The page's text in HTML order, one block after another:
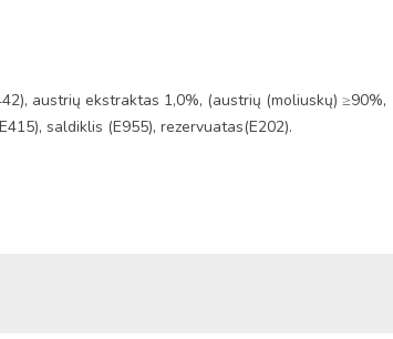
austrių ekstraktas 1,0%, (austrių (moliuskų) ≥90%,
saldiklis (E955), rezervuatas(E202).